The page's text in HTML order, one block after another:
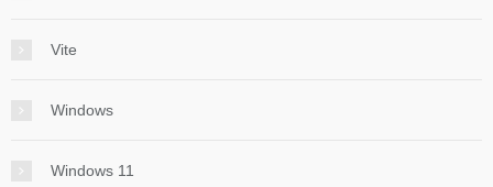
Vite
Windows
Windows 11